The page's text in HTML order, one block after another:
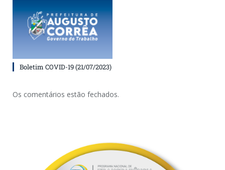
Boletim COVID-19 (21/07/2023)
Os comentários estão fechados.